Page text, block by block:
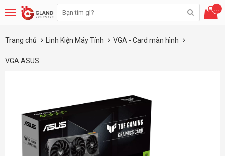
...
Trang chủ Linh Kiện Máy Tính VGA - Card màn hình
VGA ASUS